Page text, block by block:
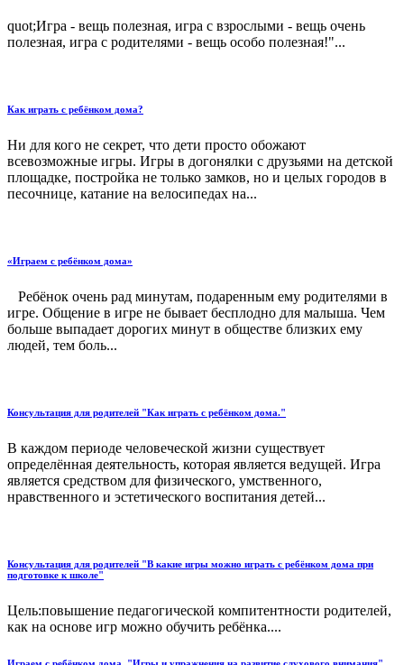
quot;Игра - вещь полезная, игра с взрослыми - вещь очень
полезная, игра с родителями - вещь особо полезная!"...
Как играть с ребёнком дома?
Ни для кого не секрет, что дети просто обожают
всевозможные игры. Игры в догонялки с друзьями на детской
площадке, постройка не только замков, но и целых городов в
песочнице, катание на велосипедах на...
«Играем с ребёнком дома»
Ребёнок очень рад минутам, подаренным ему родителями в
игре. Общение в игре не бывает бесплодно для малыша. Чем
больше выпадает дорогих минут в обществе близких ему
людей, тем боль...
Консультация для родителей "Как играть с ребёнком дома."
В каждом периоде человеческой жизни существует
определённая деятельность, которая является ведущей. Игра
является средством для физического, умственного,
нравственного и эстетического воспитания детей...
Консультация для родителей "В какие игры можно играть с ребёнком дома при
подготовке к школе"
Цель:повышение педагогической компитентности родителей,
как на основе игр можно обучить ребёнка....